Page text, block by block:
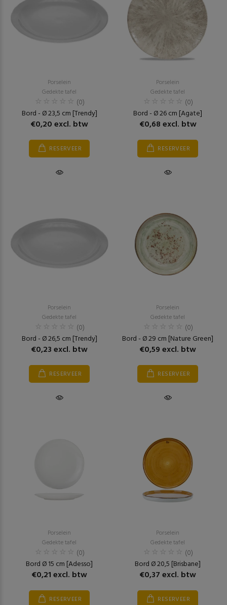
Porselein
Gedekte tafel
(0)
Bord - Ø 23,5 cm [Trendy]
€0,20 excl. btw
RESERVEER
Porselein
Gedekte tafel
(0)
Bord - Ø 26 cm [Agate]
€0,68 excl. btw
RESERVEER
Porselein
Gedekte tafel
(0)
Bord - Ø 26,5 cm [Trendy]
€0,23 excl. btw
RESERVEER
Porselein
Gedekte tafel
(0)
Bord - Ø 29 cm [Nature Green]
€0,59 excl. btw
RESERVEER
Porselein
Gedekte tafel
(0)
Bord Ø 15 cm [Adesso]
€0,21 excl. btw
RESERVEER
Porselein
Gedekte tafel
(0)
Bord Ø 20,5 [Brisbane]
€0,37 excl. btw
RESERVEER